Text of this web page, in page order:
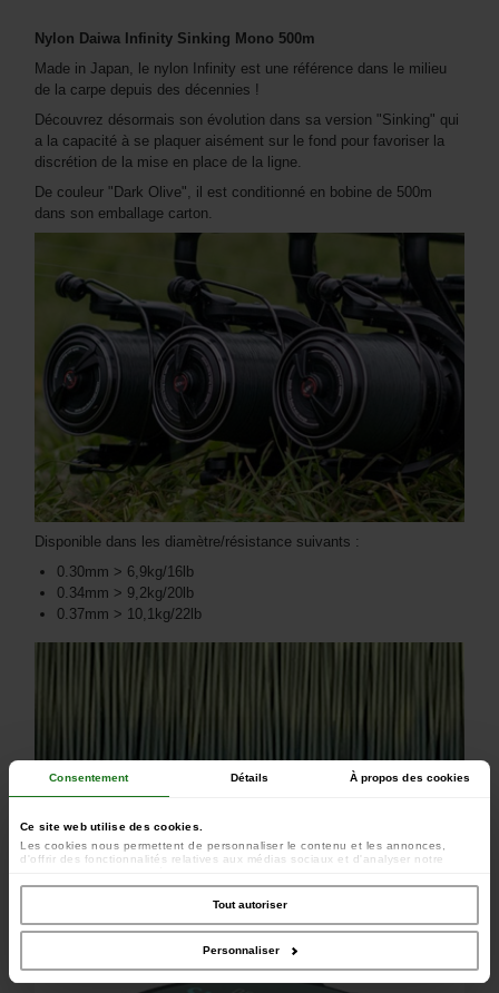
Consentement Détails À propos des cookies
Ce site web utilise des cookies.
Les cookies nous permettent de personnaliser le contenu et les annonces,
d'offrir des fonctionnalités relatives aux médias sociaux et d'analyser notre
avec nos partenaires de médias sociaux, de publicité et d'analyse, qui peuvent
combiner celles-ci avec d'autres informations que vous leur avez fournies ou
qu'ils ont collectées lors de votre utilisation de leurs services.
Tout autoriser
Personnaliser
Nylon Daiwa Infinity Sinking Mono 500m
Made in Japan, le nylon Infinity est une référence dans le milieu
de la carpe depuis des décennies !
Découvrez désormais son évolution dans sa version "Sinking" qui
a la capacité à se plaquer aisément sur le fond pour favoriser la
discrétion de la mise en place de la ligne.
De couleur "Dark Olive", il est conditionné en bobine de 500m
dans son emballage carton.
Disponible dans les diamètre/résistance suivants :
0.30mm > 6,9kg/16lb
0.34mm > 9,2kg/20lb
0.37mm > 10,1kg/22lb